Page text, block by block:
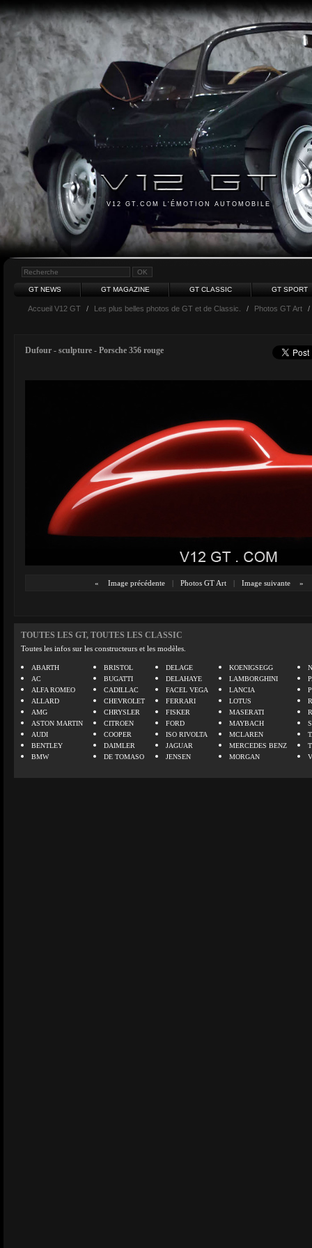
V12 GT.COM L'ÉMOTION AUTOMOBILE
GT NEWS GT MAGAZINE GT CLASSIC GT SPORT
Accueil V12 GT / Les plus belles photos de GT et de Classic. / Photos GT Art /
Dufour - sculpture - Porsche 356 rouge
« Image précédente | Photos GT Art | Image suivante »
TOUTES LES GT, TOUTES LES CLASSIC
Toutes les infos sur les constructeurs et les modèles.
ABARTH
AC
ALFA ROMEO
ALLARD
AMG
ASTON MARTIN
AUDI
BENTLEY
BMW
BRISTOL
BUGATTI
CADILLAC
CHEVROLET
CHRYSLER
CITROEN
COOPER
DAIMLER
DE TOMASO
DELAGE
DELAHAYE
FACEL VEGA
FERRARI
FISKER
FORD
ISO RIVOLTA
JAGUAR
JENSEN
KOENIGSEGG
LAMBORGHINI
LANCIA
LOTUS
MASERATI
MAYBACH
MCLAREN
MERCEDES BENZ
MORGAN